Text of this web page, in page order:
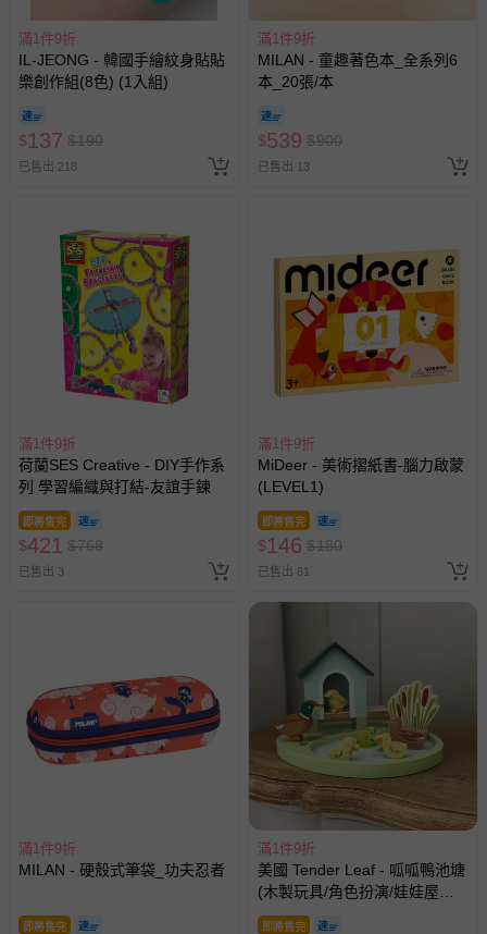
至媽咪愛
LINE@客服ID: @mamilove我們將依序為您處理
與服務，謝謝。
針對滿件折/滿額贈…等活動，如因部份退貨，而該訂單保
留商品未達活動門檻，將以原價計算，活動贈品亦需一併退
回。
豫期範圍：
易於腐敗、保存期限較短或解約時即將逾期（例如生鮮
商品、食品等）。
客製化商品（例如客製生日書、姓名貼等）。
報紙、期刊或雜誌（惟書籍如經拆封、使用，則酌收整
新費用）。
經消費者拆封之影音商品或電腦軟體（例如 DVD、CD
等）。
非以有形媒介提供之數位內容或一經提供即為完成之線
上服務，經消費者事先同意始提供（例如線上課程、遊
戲或活動點數等）。
已拆封之以下類型商品：
-個人衛生用品（例如尿布、貼身衣物、泳裝、襪子、地
-接觸性孕哺產品（奶嘴、奶瓶、擠乳器、哺乳衣、托腹
帶束縛衣、餐搖椅等）。
-其他原廠盒裝商品封口處已貼上「不可拆封」，或具警
示字句等說明貼紙、封條者。
國際航空、客運、訂房等服務。
相關的退換貨辦理流程，可詳見： 退換貨 & 退款問題
運送服務：目前提供的運送僅限台灣本島。如您位於離島地
滿1件9折
IL-JEONG - 韓國手繪紋身貼貼
樂創作組(8色) (1入組)
$137 $190
已售出 218
滿1件9折
MILAN - 童趣著色本_全系列6
本_20張/本
$539 $900
已售出 13
滿1件9折
荷蘭SES Creative - DIY手作系
列 學習編織與打結-友誼手鍊
即將售完
$421 $768
已售出 3
滿1件9折
MiDeer - 美術摺紙書-腦力啟蒙
(LEVEL1)
即將售完
$146 $180
已售出 81
滿1件9折
MILAN - 硬殼式筆袋_功夫忍者
即將售完
滿1件9折
美國 Tender Leaf - 呱呱鴨池塘
(木製玩具/角色扮演/娃娃屋配
件)
即將售完